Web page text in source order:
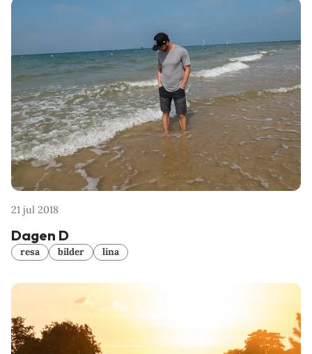
21 jul 2018
Dagen D
resa bilder lina